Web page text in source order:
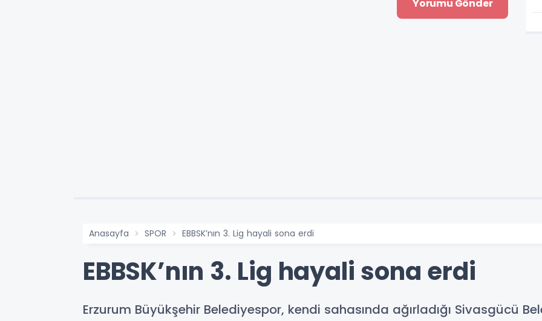
Anasayfa SPOR EBBSK’nın 3. Lig hayali sona erdi
EBBSK’nın 3. Lig hayali sona erdi
Erzurum Büyükşehir Belediyespor, kendi sahasında ağırladığı Sivasgücü